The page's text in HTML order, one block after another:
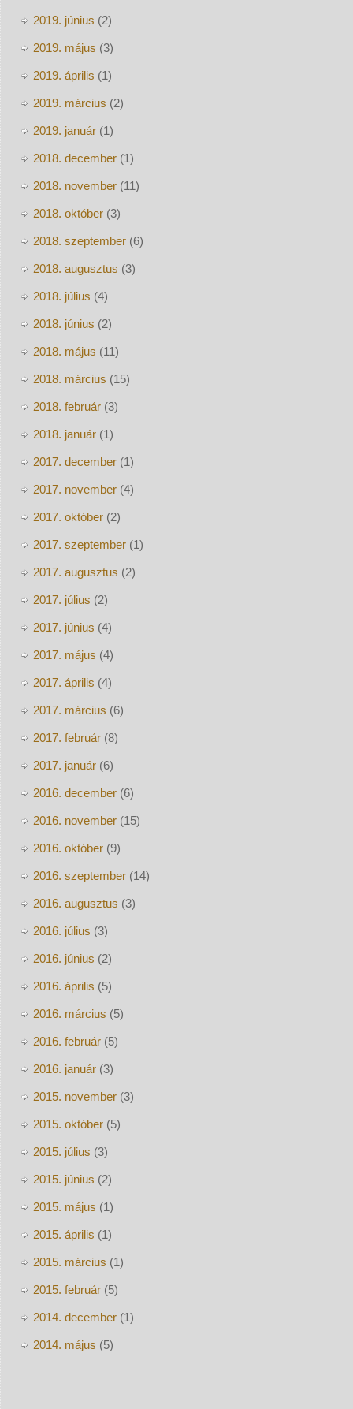
2019. június (2)
2019. május (3)
2019. április (1)
2019. március (2)
2019. január(1)
2018. december(1)
2018. november(11)
2018. október(3)
2018. szeptember(6)
2018. augusztus (3)
2018. július (4)
2018. június (2)
2018. május (11)
2018. március (15)
2018. február(3)
2018. január(1)
2017. december(1)
2017. november(4)
2017. október(2)
2017. szeptember(1)
2017. augusztus (2)
2017. július (2)
2017. június (4)
2017. május (4)
2017. április (4)
2017. március (6)
2017. február(8)
2017. január(6)
2016. december(6)
2016. november(15)
2016. október(9)
2016. szeptember(14)
2016. augusztus (3)
2016. július (3)
2016. június (2)
2016. április (5)
2016. március (5)
2016. február(5)
2016. január(3)
2015. november(3)
2015. október(5)
2015. július (3)
2015. június (2)
2015. május (1)
2015. április (1)
2015. március (1)
2015. február(5)
2014. december(1)
2014. május (5)